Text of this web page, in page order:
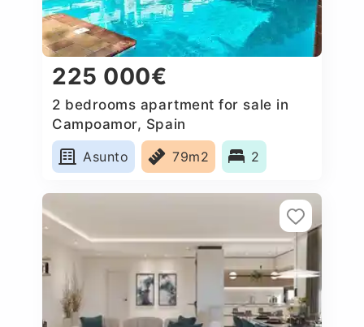
225 000€
2 bedrooms apartment for sale in
Campoamor, Spain
Asunto
79m2 2